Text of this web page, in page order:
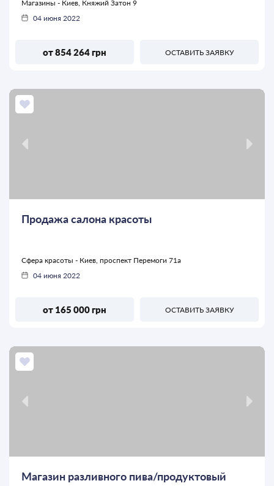
Магазины - Киев, Княжий Затон 9
04 июня 2022
от 854 264 грн ОСТАВИТЬ ЗАЯВКУ
Продажа салона красоты
Сфера красоты - Киев, проспект Перемоги 71а
04 июня 2022
от 165 000 грн ОСТАВИТЬ ЗАЯВКУ
Магазин разливного пива/продуктовый